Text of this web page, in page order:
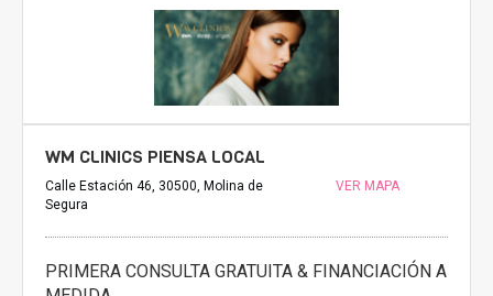
WM CLINICS PIENSA LOCAL
Calle Estación 46, 30500, Molina de
Segura
VER MAPA
PRIMERA CONSULTA GRATUITA & FINANCIACIÓN A